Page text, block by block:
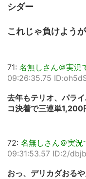
シダー
これじゃ負けよう
71: 名無しさん＠実況
09:26:35.75
去年もテリオ、パラ
コ決着で三連単1,200
72: 名無しさん＠実況
09:31:53.57 ID:2/
おっ、デリカダおる